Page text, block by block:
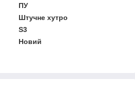
ПУ
Штучне хутро
S3
Новий